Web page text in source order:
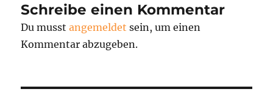
Schreibe einen Kommentar
Du musstangemeldet sein, um einen
Kommentar abzugeben.